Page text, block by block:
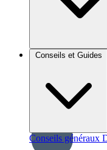
Brèves et actus
Conseils et Guides
Conseils généraux